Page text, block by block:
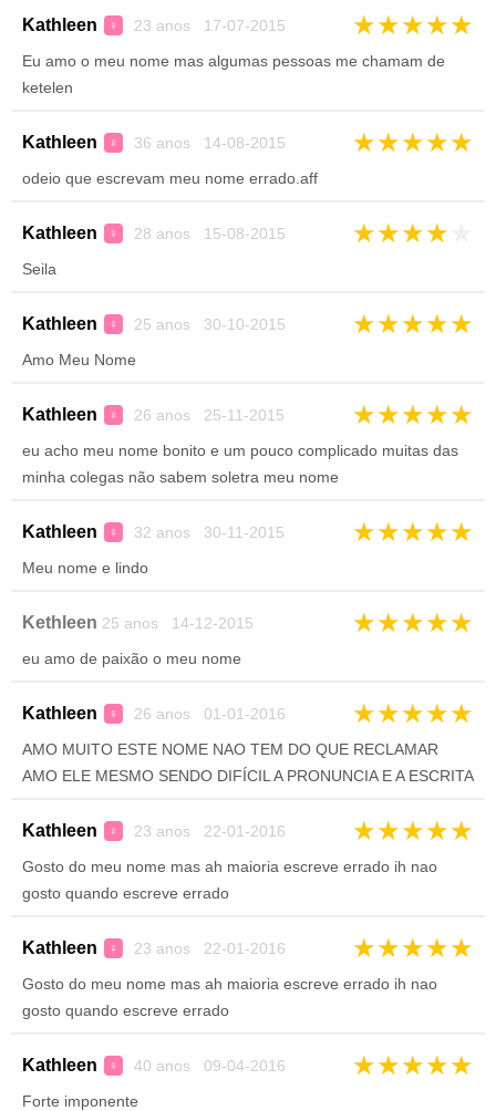
Kathleen ♀ 23 anos 17-07-2015 ★★★★★
Eu amo o meu nome mas algumas pessoas me chamam de
ketelen
Kathleen ♀ 36 anos 14-08-2015 ★★★★★
odeio que escrevam meu nome errado.aff
Kathleen ♀ 28 anos 15-08-2015 ★★★★
Seila
Kathleen ♀ 25 anos 30-10-2015 ★★★★★
Amo Meu Nome
Kathleen ♀ 26 anos 25-11-2015 ★★★★★
eu acho meu nome bonito e um pouco complicado muitas das
minha colegas não sabem soletra meu nome
Kathleen ♀ 32 anos 30-11-2015 ★★★★★
Meu nome e lindo
Kethleen 25 anos 14-12-2015 ★★★★★
eu amo de paixão o meu nome
Kathleen ♀ 26 anos 01-01-2016 ★★★★★
AMO MUITO ESTE NOME NAO TEM DO QUE RECLAMAR
AMO ELE MESMO SENDO DIFÍCIL A PRONUNCIA E A ESCRITA
Kathleen ♀ 23 anos 22-01-2016 ★★★★★
Gosto do meu nome mas ah maioria escreve errado ih nao
gosto quando escreve errado
Kathleen ♀ 23 anos 22-01-2016 ★★★★★
Gosto do meu nome mas ah maioria escreve errado ih nao
gosto quando escreve errado
Kathleen ♀ 40 anos 09-04-2016 ★★★★★
Forte imponente